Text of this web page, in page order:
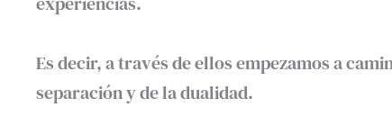
Es decir, a través de ellos empezamos a
separación y de la dualidad.